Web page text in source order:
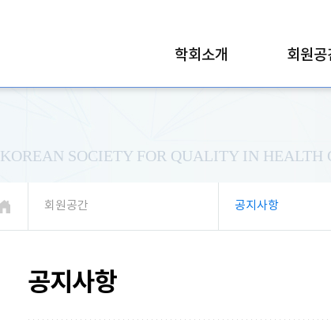
학회소개 회원공
KOREAN SOCIETY FOR QUALITY IN HEALTH
회원공간 공지사항
공지사항